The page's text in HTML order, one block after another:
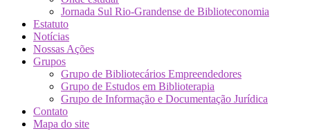
Jornada Sul Rio-Grandense de Biblioteconomia
Estatuto
Notícias
Nossas Ações
Grupos
Grupo de Bibliotecários Empreendedores
Grupo de Estudos em Biblioterapia
Grupo de Informação e Documentação Jurídica
Contato
Mapa do site